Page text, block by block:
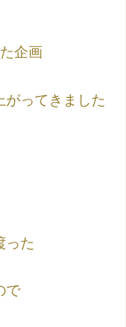
企画
がってきました
った
で